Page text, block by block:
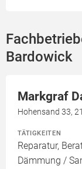
Bardowick
Markgraf
Hohensand 33,
TÄTIGKEITEN
Reparatur,
Dämmung /